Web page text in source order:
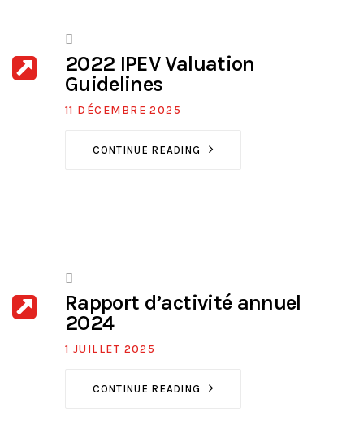
2022 IPEV Valuation
Guidelines
11 DÉCEMBRE 2025
CONTINUE READING
Rapport d’activité annuel
2024
1 JUILLET 2025
CONTINUE READING